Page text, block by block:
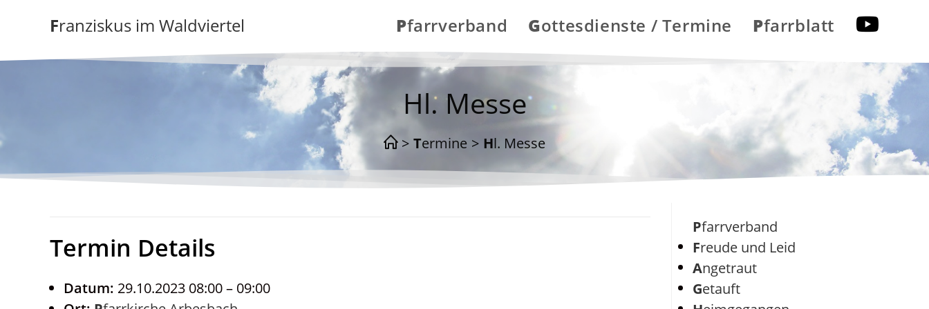
Franziskus im Waldviertel Pfarrverband Gottesdienste / Termine Pfarrblatt
Hl. Messe
> Termine > Hl. Messe
Termin Details
Datum: 29.10.2023 08:00– 09:00
Pfarrverband
Freude und Leid
Angetraut
Getauft